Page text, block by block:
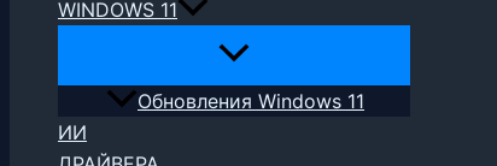
WINDOWS 11
Обновления Windows 11
ИИ